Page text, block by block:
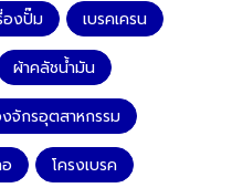
องปั๊ม เบรคเครน
ผ้าคลัชน้ำมัน
งจักรอุตสาหกรรม
โครงเบรค